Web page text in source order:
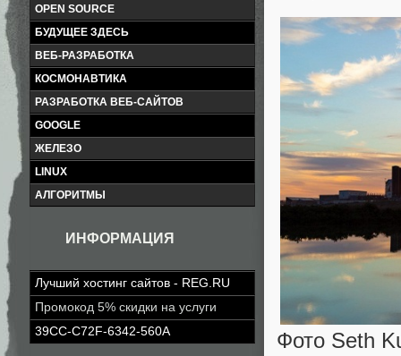
OPEN SOURCE
БУДУЩЕЕ ЗДЕСЬ
ВЕБ-РАЗРАБОТКА
КОСМОНАВТИКА
РАЗРАБОТКА ВЕБ-САЙТОВ
GOOGLE
ЖЕЛЕЗО
LINUX
АЛГОРИТМЫ
ИНФОРМАЦИЯ
Лучший хостинг сайтов - REG.RU
Промокод 5% скидки на услуги
39CC-C72F-6342-560A
Фото Seth